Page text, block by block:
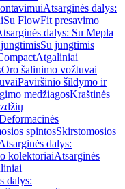
Atsarginės dalys:
Su FlowFit presavimo
dalys: Su Mepla
Su jungtimis
Atgaliniai
Oro šalinimo vožtuvai
Paviršinio šildymo ir
medžiagosKraštinės
spintosSkirstomosios
dalys:
kolektoriaiAtsarginės
dalys: